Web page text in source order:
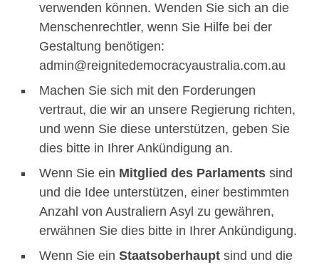
verwenden können. Wenden Sie sich an die
Menschenrechtler, wenn Sie Hilfe bei der
Gestaltung benötigen:
admin@reignitedemocracyaustralia.com.au
Machen Sie sich mit den Forderungen
vertraut, die wir an unsere Regierung richten,
und wenn Sie diese unterstützen, geben Sie
dies bitte in Ihrer Ankündigung an.
Wenn Sie ein Mitglied des Parlaments sind
und die Idee unterstützen, einer bestimmten
Anzahl von Australiern Asyl zu gewähren,
erwähnen Sie dies bitte in Ihrer Ankündigung.
Wenn Sie ein Staatsoberhaupt sind und die